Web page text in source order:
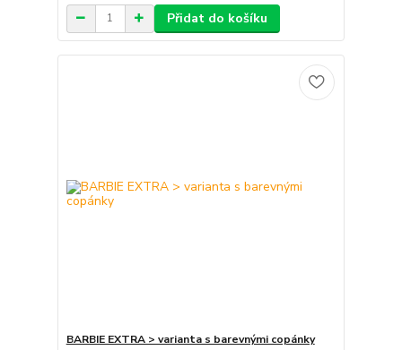
Přidat do košíku
BARBIE EXTRA > varianta s barevnými copánky